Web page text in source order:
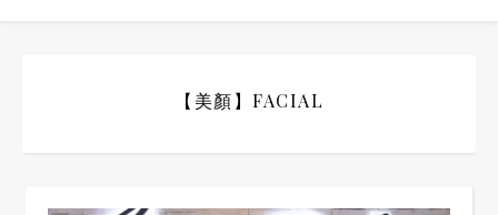
【美顏】FACIAL